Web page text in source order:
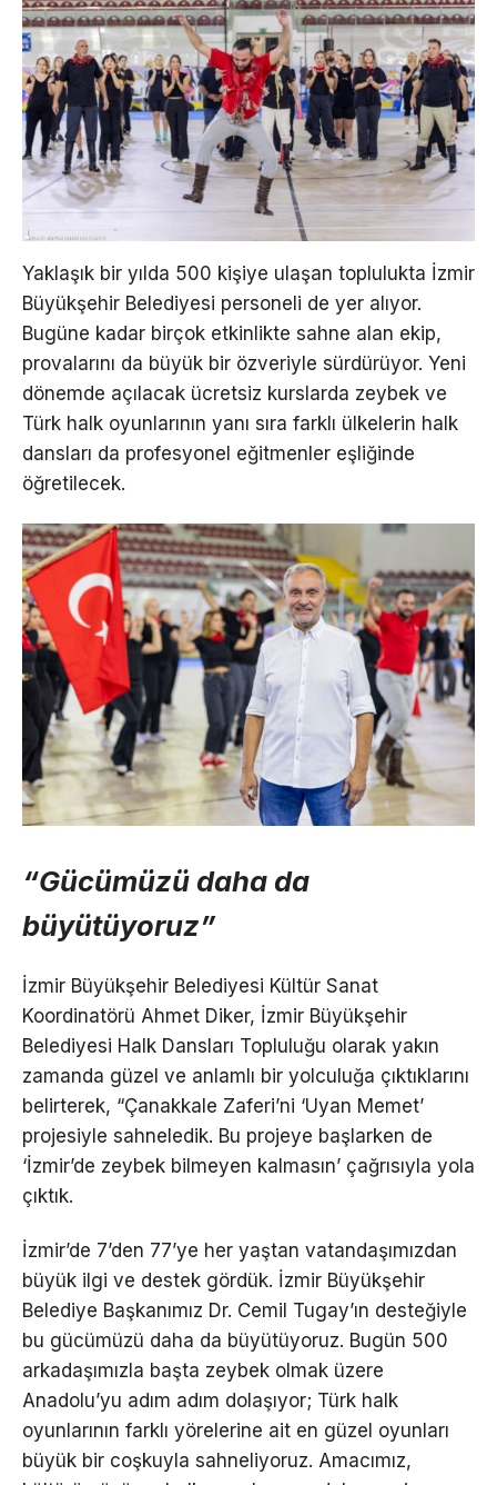
Yaklaşık bir yılda 500 kişiye ulaşan toplulukta İzmir
Büyükşehir Belediyesi personeli de yer alıyor.
Bugüne kadar birçok etkinlikte sahne alan ekip,
provalarını da büyük bir özveriyle sürdürüyor. Yeni
dönemde açılacak ücretsiz kurslarda zeybek ve
Türk halk oyunlarının yanı sıra farklı ülkelerin halk
dansları da profesyonel eğitmenler eşliğinde
öğretilecek.
“Gücümüzü daha da
büyütüyoruz”
İzmir Büyükşehir Belediyesi Kültür Sanat
Koordinatörü Ahmet Diker, İzmir Büyükşehir
Belediyesi Halk Dansları Topluluğu olarak yakın
zamanda güzel ve anlamlı bir yolculuğa çıktıklarını
belirterek, “Çanakkale Zaferi’ni ‘Uyan Memet’
projesiyle sahneledik. Bu projeye başlarken de
‘İzmir’de zeybek bilmeyen kalmasın’ çağrısıyla yola
çıktık.
İzmir’de 7’den 77’ye her yaştan vatandaşımızdan
büyük ilgi ve destek gördük. İzmir Büyükşehir
Belediye Başkanımız Dr. Cemil Tugay’ın desteğiyle
bu gücümüzü daha da büyütüyoruz. Bugün 500
arkadaşımızla başta zeybek olmak üzere
Anadolu’yu adım adım dolaşıyor; Türk halk
oyunlarının farklı yörelerine ait en güzel oyunları
büyük bir coşkuyla sahneliyoruz. Amacımız,